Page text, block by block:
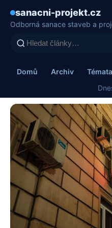
sanacni-projekt.cz
Odborná sanace staveb a
Domů Archiv Témata